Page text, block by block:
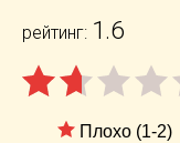
рейтинг: 1.6
Плохо (1-2)